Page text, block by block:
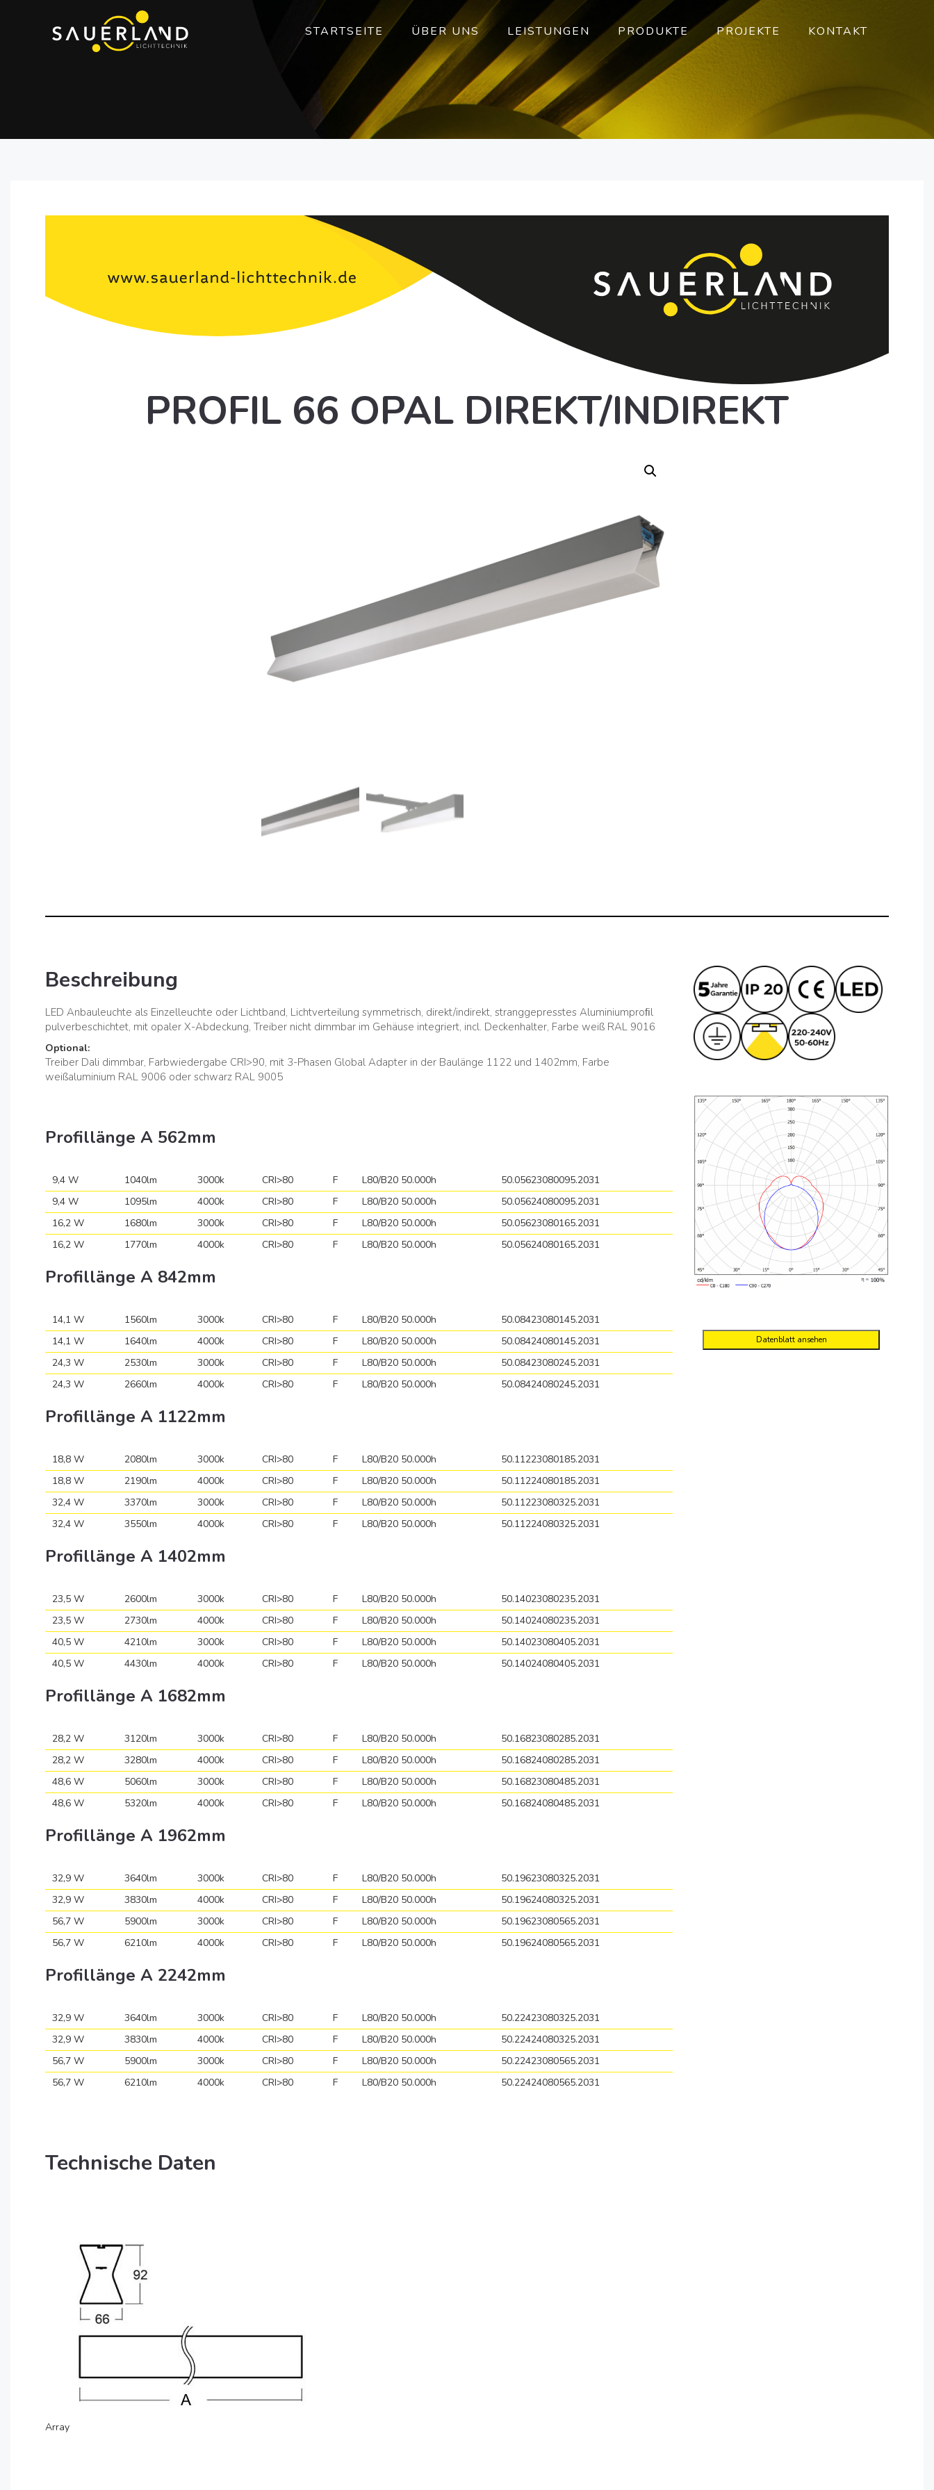
STARTSEITE ÜBER UNS LEISTUNGEN PRODUKTE PROJEKTE KONTAKT
PROFIL 66 OPAL DIREKT/INDIREKT
Beschreibung
LED Anbauleuchte als Einzelleuchte oder Lichtband, Lichtverteilung symmetrisch, direkt/indirekt, stranggepresstes Aluminiumproﬁl
pulverbeschichtet, mit opaler X-Abdeckung, Treiber nicht dimmbar im Gehäuse integriert, incl. Deckenhalter, Farbe weiß RAL 9016
Optional:
Treiber Dali dimmbar, Farbwiedergabe CRI>90, mit 3-Phasen Global Adapter in der Baulänge 1122 und 1402mm, Farbe
weißaluminium RAL 9006 oder schwarz RAL 9005
Profillänge A 562mm
9,4 W 1040lm 3000k CRI>80 F L80/B20 50.000h
50.05623080095.2031
9,4 W
1095lm 4000k CRI>80 F L80/B20 50.000h
50.05624080095.2031
16,2 W
1680lm 3000k CRI>80 F L80/B20 50.000h
50.05623080165.2031
16,2 W
1770lm 4000k CRI>80 F L80/B20 50.000h 50.05624080165.2031
Profillänge A 842mm
14,1 W 1560lm 3000k CRI>80 F L80/B20 50.000h
50.08423080145.2031
14,1 W
1640lm 4000k CRI>80 F L80/B20 50.000h
50.08424080145.2031
24,3 W
2530lm 3000k CRI>80 F L80/B20 50.000h
50.08423080245.2031
24,3 W
2660lm 4000k CRI>80 F L80/B20 50.000h 50.08424080245.2031
Profillänge A 1122mm
18,8 W 2080lm 3000k CRI>80 F L80/B20 50.000h
50.11223080185.2031
18,8 W
2190lm 4000k CRI>80 F L80/B20 50.000h
50.11224080185.2031
32,4 W
3370lm 3000k CRI>80 F L80/B20 50.000h
50.11223080325.2031
32,4 W
3550lm 4000k CRI>80 F L80/B20 50.000h 50.11224080325.2031
Profillänge A 1402mm
23,5 W 2600lm 3000k CRI>80 F L80/B20 50.000h
50.14023080235.2031
23,5 W
2730lm 4000k CRI>80 F L80/B20 50.000h
50.14024080235.2031
40,5 W
4210lm 3000k CRI>80 F L80/B20 50.000h
50.14023080405.2031
40,5 W
4430lm 4000k CRI>80 F L80/B20 50.000h 50.14024080405.2031
Profillänge A 1682mm
28,2 W 3120lm 3000k CRI>80 F L80/B20 50.000h
50.16823080285.2031
28,2 W
3280lm 4000k CRI>80 F L80/B20 50.000h
50.16824080285.2031
48,6 W
5060lm 3000k CRI>80 F L80/B20 50.000h
50.16823080485.2031
48,6 W
5320lm 4000k CRI>80 F L80/B20 50.000h 50.16824080485.2031
Profillänge A 1962mm
32,9 W 3640lm 3000k CRI>80 F L80/B20 50.000h
50.19623080325.2031
32,9 W
3830lm 4000k CRI>80 F L80/B20 50.000h
50.19624080325.2031
56,7 W
5900lm 3000k CRI>80 F L80/B20 50.000h
50.19623080565.2031
56,7 W
6210lm 4000k CRI>80 F L80/B20 50.000h 50.19624080565.2031
Profillänge A 2242mm
32,9 W 3640lm 3000k CRI>80 F L80/B20 50.000h
50.22423080325.2031
32,9 W
3830lm 4000k CRI>80 F L80/B20 50.000h
50.22424080325.2031
56,7 W
5900lm 3000k CRI>80 F L80/B20 50.000h
50.22423080565.2031
56,7 W
6210lm 4000k CRI>80 F L80/B20 50.000h 50.22424080565.2031
Technische Daten
Array
Datenblatt ansehen